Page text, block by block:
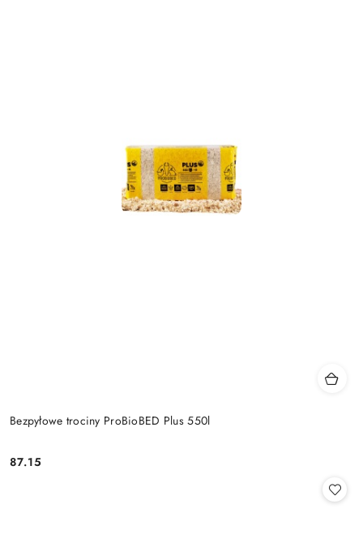
Bezpyłowe trociny ProBioBED Plus 550l
Cena:
87.15